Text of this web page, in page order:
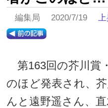
編集局 2020/7/19
第163回の芥川賞
のほど発表され、
んと遠野遥さん、